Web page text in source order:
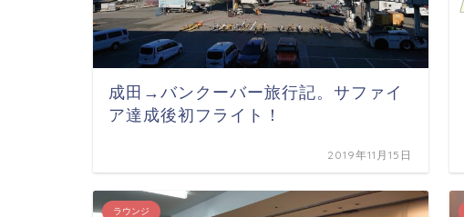
成田→バンクーバー旅行記。サファイ
ア達成後初フライト！
2019年11月15日
ラウンジ